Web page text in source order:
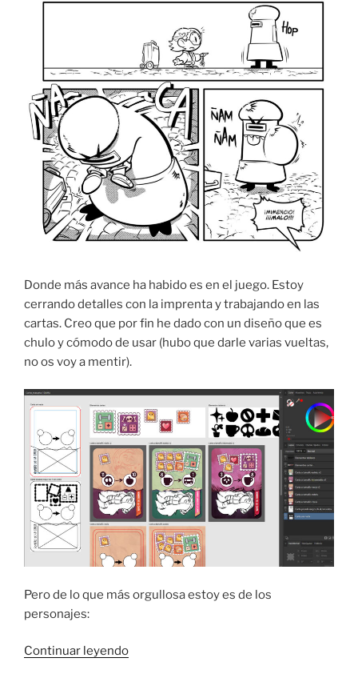
Donde más avance ha habido es en el juego. Estoy
cerrando detalles con la imprenta y trabajando en las
cartas. Creo que por fin he dado con un diseño que es
chulo y cómodo de usar (hubo que darle varias vueltas,
no os voy a mentir).
Pero de lo que más orgullosa estoy es de los
personajes:
Continuar leyendo«Trabajando